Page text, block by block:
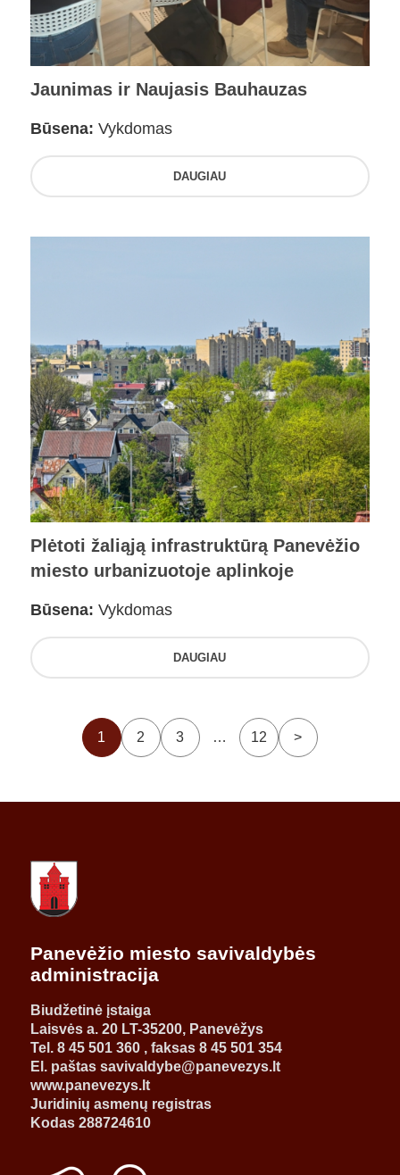
Jaunimas ir Naujasis Bauhauzas
Būsena: Vykdomas
DAUGIAU
Plėtoti žaliąją infrastruktūrą Panevėžio
miesto urbanizuotoje aplinkoje
Būsena: Vykdomas
DAUGIAU
1 2 3 … 12 >
Panevėžio miesto savivaldybės
administracija
Biudžetinė įstaiga
Laisvės a. 20 LT-35200, Panevėžys
Tel. 8 45 501 360 , faksas 8 45 501 354
El. paštas savivaldybe@panevezys.lt
www.panevezys.lt
Juridinių asmenų registras
Kodas 288724610